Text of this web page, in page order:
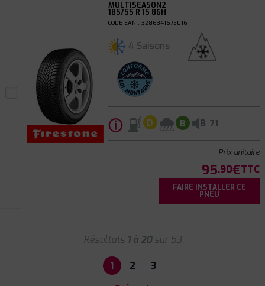
MULTISEASON2
185/55 R 15 86H
CODE EAN : 3286341675016
4 Saisons
ⓘ D B B 71
Prix unitaire
95.90€TTC
FAIRE INSTALLER CE
PNEU
Résultats 1 à 20sur 53
1 2
3